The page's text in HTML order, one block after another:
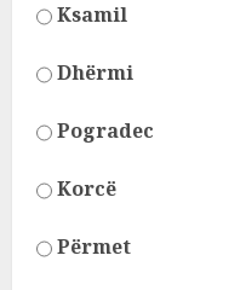
Ksamil
Dhërmi
Pogradec
Korcë
Përmet